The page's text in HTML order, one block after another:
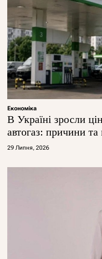
Економіка
В Україні зросли
автогаз: причини та
29 Липня, 2026